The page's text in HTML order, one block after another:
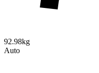
92.98kg
Auto